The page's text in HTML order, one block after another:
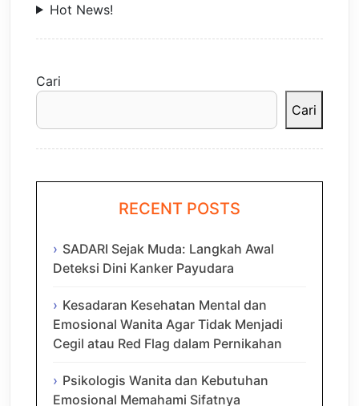
Hot News!
Cari
Cari
RECENT POSTS
SADARI Sejak Muda: Langkah Awal
Deteksi Dini Kanker Payudara
Kesadaran Kesehatan Mental dan
Emosional Wanita Agar Tidak Menjadi
Cegil atau Red Flag dalam Pernikahan
Psikologis Wanita dan Kebutuhan
Emosional Memahami Sifatnya